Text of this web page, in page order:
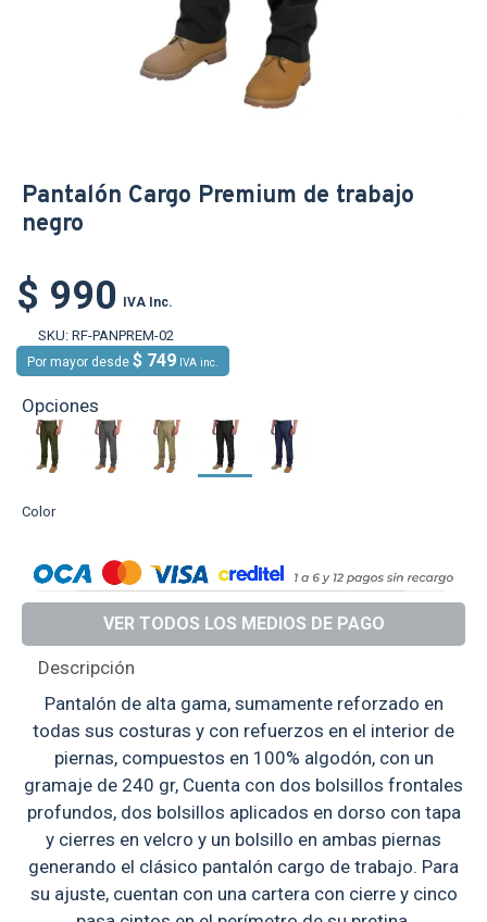
Pantalón Cargo Premium de trabajo
negro
$ 990 IVA Inc.
SKU: RF-PANPREM-02
Por mayor desde $ 749 IVA inc.
Opciones
Color
Descripción
Pantalón de alta gama, sumamente reforzado en
todas sus costuras y con refuerzos en el interior de
piernas, compuestos en 100% algodón, con un
gramaje de 240 gr, Cuenta con dos bolsillos frontales
profundos, dos bolsillos aplicados en dorso con tapa
y cierres en velcro y un bolsillo en ambas piernas
generando el clásico pantalón cargo de trabajo. Para
su ajuste, cuentan con una cartera con cierre y cinco
VER TODOS LOS MEDIOS DE PAGO